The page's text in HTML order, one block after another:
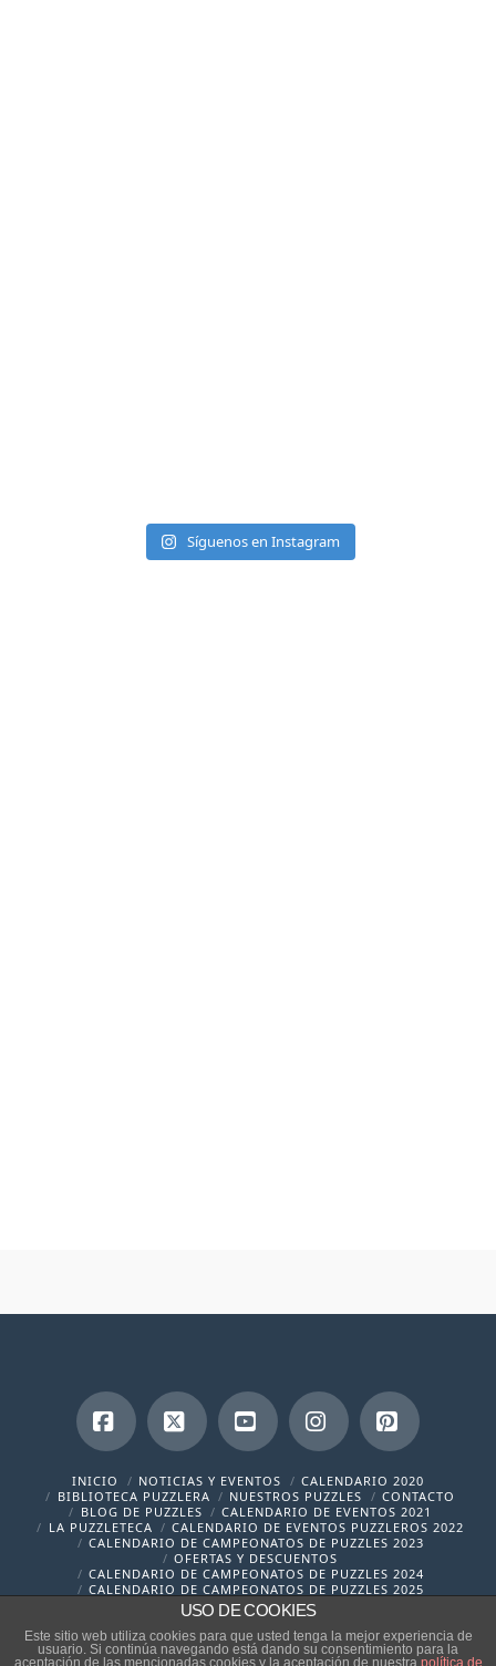
Síguenos en Instagram
Facebook
X YouTubeInstagramPinterest
INICIO NOTICIAS Y EVENTOS
CALENDARIO 2020
BIBLIOTECA PUZZLERA
NUESTROS PUZZLES
CONTACTO
BLOG DE PUZZLES
CALENDARIO DE EVENTOS 2021
LA PUZZLETECA
CALENDARIO DE EVENTOS PUZZLEROS 2022
CALENDARIO DE CAMPEONATOS DE PUZZLES 2023
OFERTAS Y DESCUENTOS
CALENDARIO DE CAMPEONATOS DE PUZZLES 2024
CALENDARIO DE CAMPEONATOS DE PUZZLES 2025
USO DE COOKIES
Este sitio web utiliza cookies para que usted tenga la mejor experiencia de
usuario. Si continúa navegando está dando su consentimiento para la
aceptación de las mencionadas cookies y la aceptación de nuestra política de